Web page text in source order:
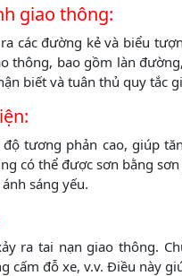
giao thông:
các đường kẻ và biểu
thông, bao gồm làn
biết và tuân thủ quy tắc
tương phản cao, giúp
có thể được sơn bằng
sáng yếu.
ra tai nạn giao thông.
cấm đỗ xe, v.v. Điều này